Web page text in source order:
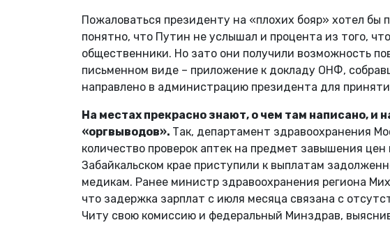
Пожаловаться президенту на «плохих бояр» хотел бы
понятно, что Путин не услышал и процента из того,
общественники. Но зато они получили возможность
письменном виде – приложение к докладу ОНФ,
направлено в администрацию президента для
На местах прекрасно знают, о чем там написано,
«оргвыводов». Так, департамент здравоохранения
количество проверок аптек на предмет завышения
Забайкальском крае приступили к выплатам
медикам. Ранее министр здравоохранения региона
что задержка зарплат с июля месяца связана с
Читу свою комиссию и федеральный Минздрав,